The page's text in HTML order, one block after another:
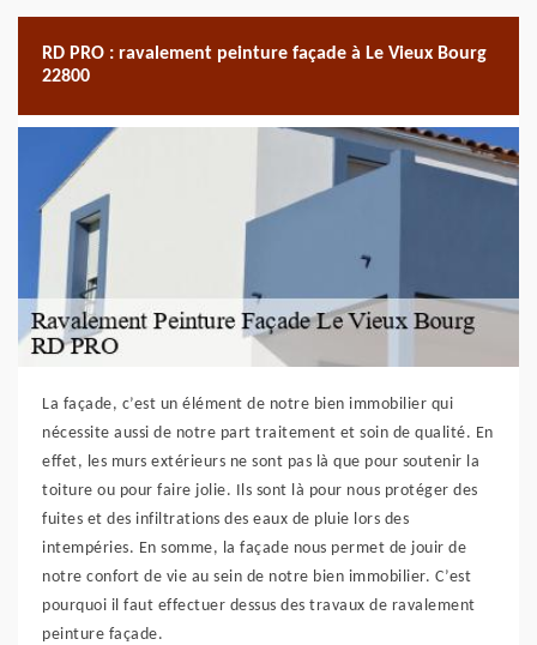
RD PRO : ravalement peinture façade à Le Vieux Bourg
22800
La façade, c’est un élément de notre bien immobilier qui
nécessite aussi de notre part traitement et soin de qualité. En
effet, les murs extérieurs ne sont pas là que pour soutenir la
toiture ou pour faire jolie. Ils sont là pour nous protéger des
fuites et des infiltrations des eaux de pluie lors des
intempéries. En somme, la façade nous permet de jouir de
notre confort de vie au sein de notre bien immobilier. C’est
pourquoi il faut effectuer dessus des travaux de ravalement
peinture façade.